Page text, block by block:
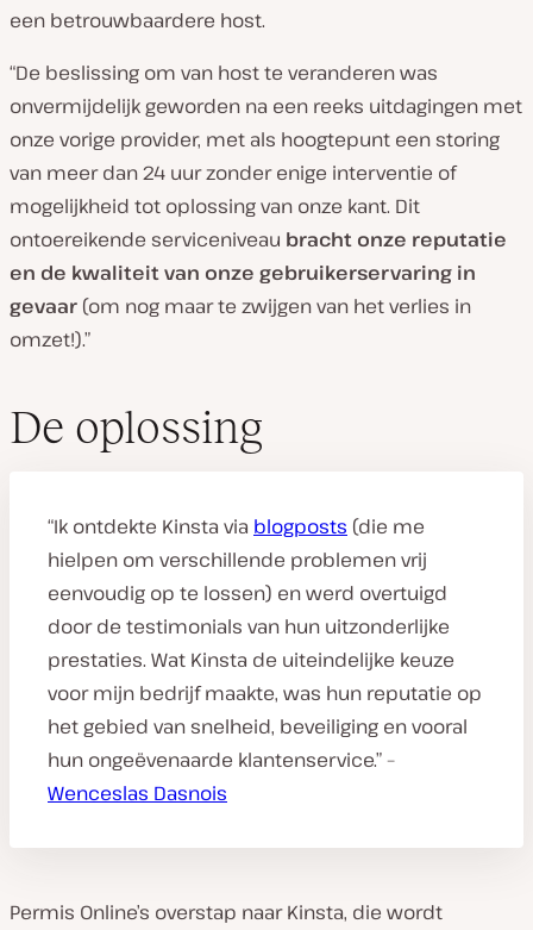
een betrouwbaardere host.
“De beslissing om van host te veranderen was
onvermijdelijk geworden na een reeks uitdagingen met
onze vorige provider, met als hoogtepunt een storing
van meer dan 24 uur zonder enige interventie of
mogelijkheid tot oplossing van onze kant. Dit
ontoereikende serviceniveau bracht onze reputatie
en de kwaliteit van onze gebruikerservaring in
gevaar (om nog maar te zwijgen van het verlies in
omzet!).”
De oplossing
“Ik ontdekte Kinsta via blogposts (die me
hielpen om verschillende problemen vrij
eenvoudig op te lossen) en werd overtuigd
door de testimonials van hun uitzonderlijke
prestaties. Wat Kinsta de uiteindelijke keuze
voor mijn bedrijf maakte, was hun reputatie op
het gebied van snelheid, beveiliging en vooral
hun ongeëvenaarde klantenservice.” –
Wenceslas Dasnois
Permis Online’s overstap naar Kinsta, die wordt